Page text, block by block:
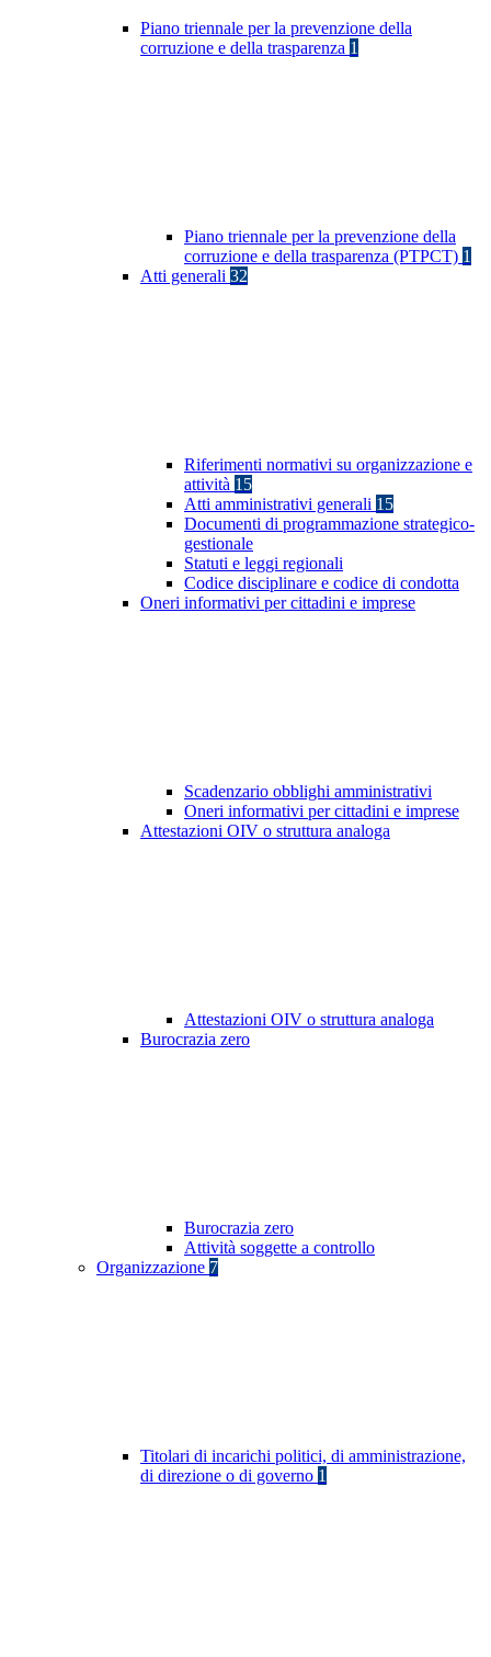
Piano triennale per la prevenzione della
corruzione e della trasparenza 1
Piano triennale per la prevenzione della
corruzione e della trasparenza (PTPCT) 1
Atti generali 32
Riferimenti normativi su organizzazione e
attività 15
Atti amministrativi generali 15
Documenti di programmazione strategico-
gestionale
Statuti e leggi regionali
Codice disciplinare e codice di condotta
Oneri informativi per cittadini e imprese
Scadenzario obblighi amministrativi
Oneri informativi per cittadini e imprese
Attestazioni OIV o struttura analoga
Attestazioni OIV o struttura analoga
Burocrazia zero
Burocrazia zero
Attività soggette a controllo
Organizzazione 7
Titolari di incarichi politici, di amministrazione,
di direzione o di governo 1